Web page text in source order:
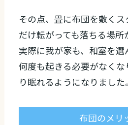
その点、畳に布団を敷く
だけ転がっても落ちる場所
実際に我が家も、和室を選
何度も起きる必要がなく
り眠れるようになりました。
布団のメリ